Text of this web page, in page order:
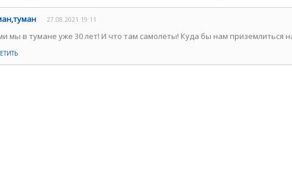
27.08.2021 19:11
мы в тумане уже 30 лет! И что там самолеты! Куда бы нам приземлиться